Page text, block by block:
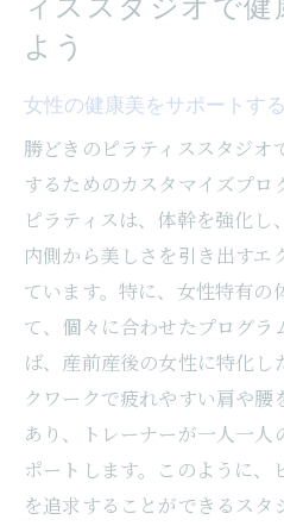
よう
女性の健康美をサポートす
勝どきのピラティススタジオ
するためのカスタマイズプロ
ピラティスは、体幹を強化し
内側から美しさを引き出すエ
ています。特に、女性特有の
て、個々に合わせたプログラ
ば、産前産後の女性に特化し
クワークで疲れやすい肩や
あり、トレーナーが一人一人
ポートします。このように、
を追求することができるス